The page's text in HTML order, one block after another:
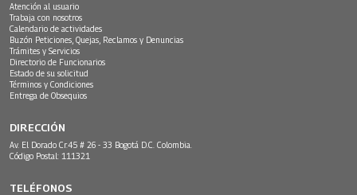
Atención al usuario
Trabaja con nosotros
Calendario de actividades
Buzón Peticiones, Quejas, Reclamos y Denuncias
Trámites y Servicios
Directorio de Funcionarios
Estado de su solicitud
Términos y Condiciones
Entrega de Obsequios
DIRECCIÓN
Av. El Dorado Cr.45 # 26 - 33 Bogotá D.C. Colombia.
Código Postal: 111321
TELÉFONOS